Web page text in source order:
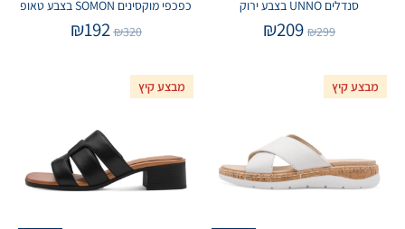
סנדלים UNNO בצבע ירוק
₪299
₪209
כפכפי מוקסינים SOMON בצבע טאופ
₪320
₪192
מבצע קיץ מבצע קיץ